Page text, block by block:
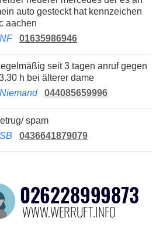
auto gesteckt hat kennzeichen
aachen
NF
01635986946
h bei älterer dame
Niemand
044085659996
Betrug/ spam
SB
0436641879079